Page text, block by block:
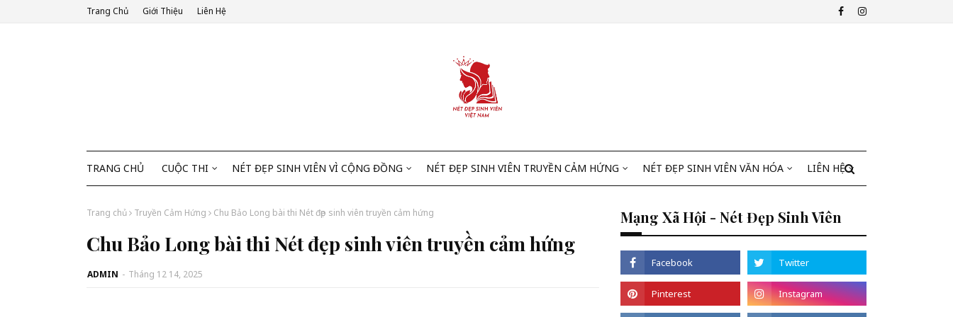
Trang Chủ Giới Thiệu Liên Hệ
TRANG CHỦ CUỘC THI NÉT ĐẸP SINH VIÊN VÌ CỘNG ĐỒNG NÉT ĐẸP SINH VIÊN TRUYỀN CẢM HỨNG NÉT ĐẸP SINH VIÊN VĂN HÓA LIÊN HỆ
Trang chủ Truyền Cảm Hứng Chu Bảo Long bài thi Nét đẹp sinh viên truyền cảm hứng
Chu Bảo Long bài thi Nét đẹp sinh viên truyền cảm hứng
ADMIN - Tháng 12 14, 2025
Mạng Xã Hội - Nét Đẹp Sinh Viên